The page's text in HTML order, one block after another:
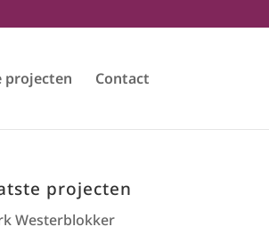
projecten Contact
projecten
Westerblokker